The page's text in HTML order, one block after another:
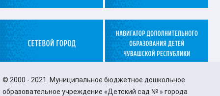
© 2000 - 2021. Муниципальное бюджетное дошкольное
образовательное учреждение «Детский сад № » города